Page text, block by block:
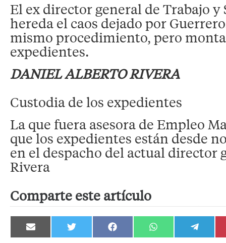
El ex director general de Trabajo y
hereda el caos dejado por
mismo procedimiento, pero
expedientes.
DANIEL ALBERTO RIVERA
Custodia de los expedientes
La que fuera asesora de Empleo
que los expedientes están desde
en el despacho del actual director
Rivera
Comparte este artículo
Compartir
en
Compartir
en
Compartir
en
Compartir
en
Compartir
en